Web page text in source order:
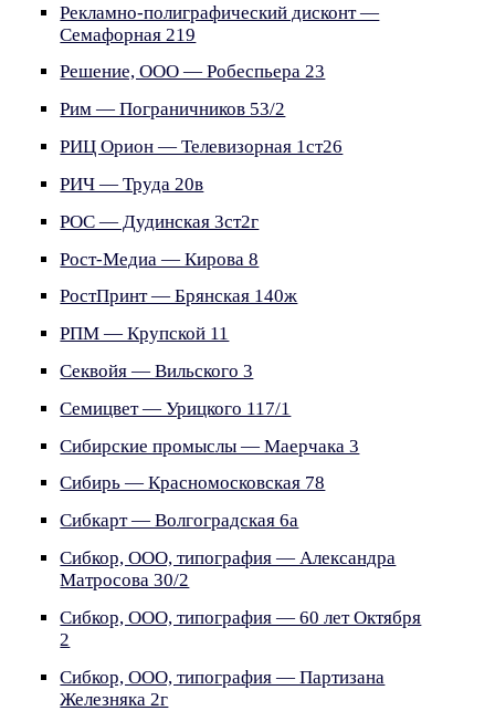
Рекламно-полиграфический дисконт —
Семафорная 219
Решение, ООО — Робеспьера 23
Рим — Пограничников 53/2
РИЦ Орион — Телевизорная 1ст26
РИЧ — Труда 20в
РОС — Дудинская 3ст2г
Рост-Медиа — Кирова 8
РостПринт — Брянская 140ж
РПМ — Крупской 11
Секвойя — Вильского 3
Семицвет — Урицкого 117/1
Сибирские промыслы — Маерчака 3
Сибирь — Красномосковская 78
Сибкарт — Волгоградская 6а
Сибкор, ООО, типография — Александра
Матросова 30/2
Сибкор, ООО, типография — 60 лет Октября
2
Сибкор, ООО, типография — Партизана
Железняка 2г